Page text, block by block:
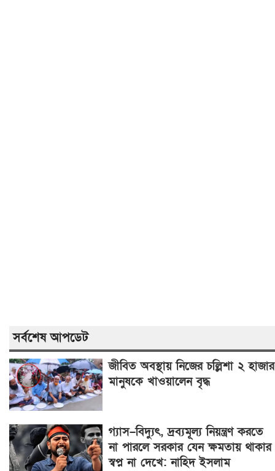
সর্বশেষ আপডেট
জীবিত অবস্থায় নিজের চল্লিশা ২ হাজার
মানুষকে খাওয়ালেন বৃদ্ধ
গ্যাস–বিদ্যুৎ, দ্রব্যমূল্য নিয়ন্ত্রণ করতে
না পারলে সরকার যেন ক্ষমতায় থাকার
স্বপ্ন না দেখে: নাহিদ ইসলাম